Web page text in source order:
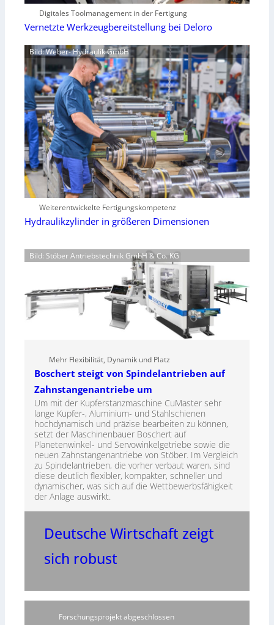
Digitales Toolmanagement in der Fertigung
Vernetzte Werkzeugbereitstellung bei Deloro
Bild: Weber- Hydraulik GmbH
Weiterentwickelte Fertigungskompetenz
Hydraulikzylinder in größeren Dimensionen
Bild: Stöber Antriebstechnik GmbH & Co. KG
Mehr Flexibilität, Dynamik und Platz
Boschert steigt von Spindelantrieben auf
Zahnstangenantriebe um
Um mit der Kupferstanzmaschine CuMaster sehr
lange Kupfer-, Aluminium- und Stahlschienen
hochdynamisch und präzise bearbeiten zu können,
setzt der Maschinenbauer Boschert auf
Planetenwinkel- und Servowinkelgetriebe sowie die
neuen Zahnstangenantriebe von Stöber. Im Vergleich
zu Spindelantrieben, die vorher verbaut waren, sind
diese deutlich flexibler, kompakter, schneller und
dynamischer, was sich auf die Wettbewerbsfähigkeit
der Anlage auswirkt.
Deutsche Wirtschaft zeigt
sich robust
Forschungsprojekt abgeschlossen